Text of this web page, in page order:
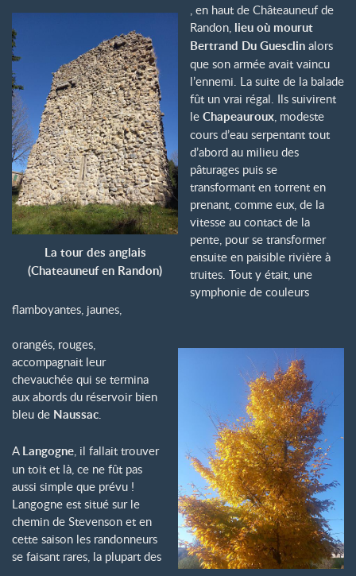
La tour des anglais
(Chateauneuf en Randon)
, en haut de Châteauneuf de
Randon, lieu où mourut
Bertrand Du Guesclin alors
que son armée avait vaincu
l’ennemi. La suite de la balade
fût un vrai régal. Ils suivirent
le Chapeauroux , modeste
cours d’eau serpentant tout
d’abord au milieu des
pâturages puis se
transformant en torrent en
prenant, comme eux, de la
vitesse au contact de la
pente, pour se transformer
ensuite en paisible rivière à
truites. Tout y était, une
symphonie de couleurs
flamboyantes, jaunes,
orangés, rouges,
accompagnait leur
chevauchée qui se termina
aux abords du réservoir bien
bleu de Naussac.
A Langogne , il fallait trouver
un toit et là, ce ne fût pas
aussi simple que prévu !
Langogne est situé sur le
chemin de Stevenson et en
cette saison les randonneurs
se faisant rares, la plupart des